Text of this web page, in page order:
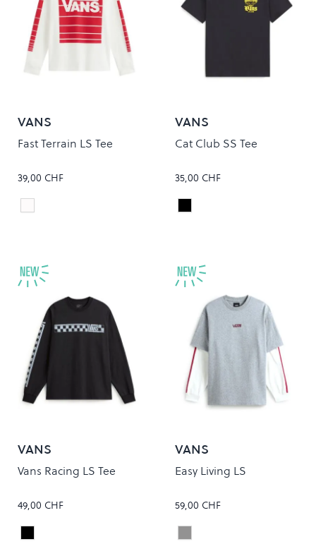
VANS
Fast Terrain LS Tee
39,00 CHF
Colour
white
VANS
Cat Club SS Tee
35,00 CHF
Colour
Black
VANS
Vans Racing LS Tee
49,00 CHF
Colour
Black
VANS
Easy Living LS
59,00 CHF
Colour
Cement Heather